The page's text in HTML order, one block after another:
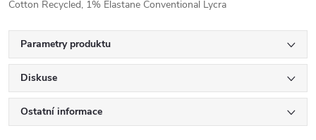
Cotton Recycled, 1% Elastane Conventional Lycra
Parametry produktu
Diskuse
Ostatní informace